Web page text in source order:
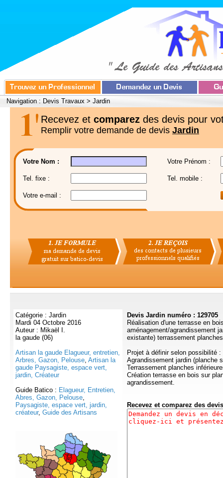
Navigation : Devis Travaux > Jardin
Recevez et comparez des devis pour
Remplir votre demande de devis Jardin
Votre Nom : Votre Prénom :
Tel. fixe : Tel. mobile :
Votre e-mail :
Catégorie : Jardin
Mardi 04 Octobre 2016
Auteur : Mikaël I.
la gaude (06)
Artisan la gaude Elagueur, entretien,
Arbres, Gazon, Pelouse, Artisan la
gaude Paysagiste, espace vert,
jardin, Créateur
Guide Batico : Elagueur, Entretien,
Abres, Gazon, Pelouse,
Paysagiste, espace vert, jardin,
créateur, Guide des Artisans
Devis Jardin numéro : 129705
Réalisation d'une terrasse en
aménagement/agrandissement
existante) terrassement
Projet à définir selon possibilité :
Agrandissement jardin (planche
Terrassement planches
Création terrasse en bois sur
agrandissement.
Recevez et comparez des